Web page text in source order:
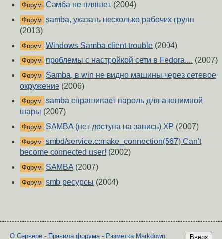
Форум Самба не пляшет. (2004)
Форум samba, указать несколько рабочих групп
(2013)
Форум Windows Samba client trouble (2004)
Форум проблемы с настройкой сети в Fedora.... (2007)
Форум
Samba, в win не видно машины через сетевое
окружение (2006)
Форум samba спрашивает пароль для анонимной
шары (2007)
Форум SAMBA (нет доступа на запись) XP (2007)
Форум smbd/service.c:make_connection(567) Can't
become connected user! (2002)
Форум SAMBA (2007)
Форум smb ресурсы (2004)
Вверх
О Сервере - Правила форума- Разметка Markdown